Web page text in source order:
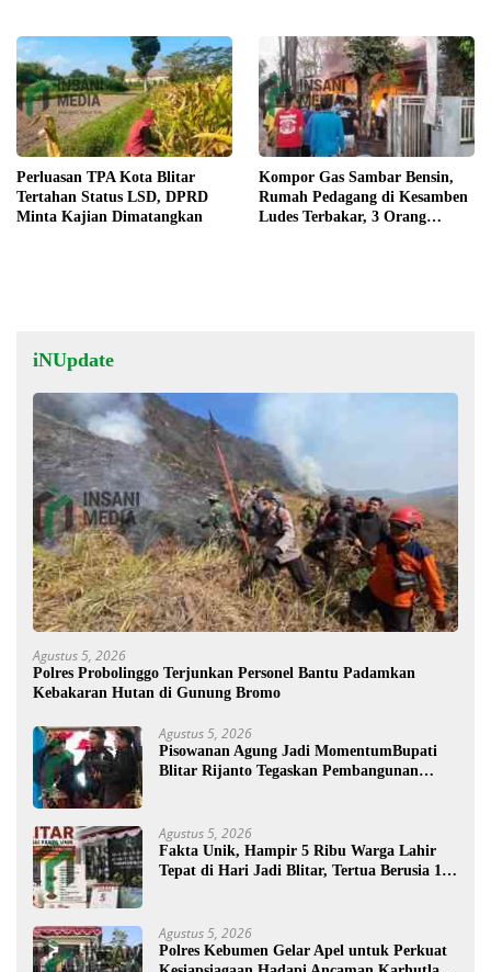
Perluasan TPA Kota Blitar
Tertahan Status LSD, DPRD
Minta Kajian Dimatangkan
Kompor Gas Sambar Bensin,
Rumah Pedagang di Kesamben
Ludes Terbakar, 3 Orang
iNUpdate
Agustus 5, 2026
Polres Probolinggo Terjunkan Personel Bantu Padamkan
Kebakaran Hutan di Gunung Bromo
Agustus 5, 2026
Pisowanan Agung Jadi MomentumBupati
Blitar Rijanto Tegaskan Pembangunan
Agustus 5, 2026
Fakta Unik, Hampir 5 Ribu Warga Lahir
Tepat di Hari Jadi Blitar, Tertua Berusia 108
Agustus 5, 2026
Polres Kebumen Gelar Apel untuk Perkuat